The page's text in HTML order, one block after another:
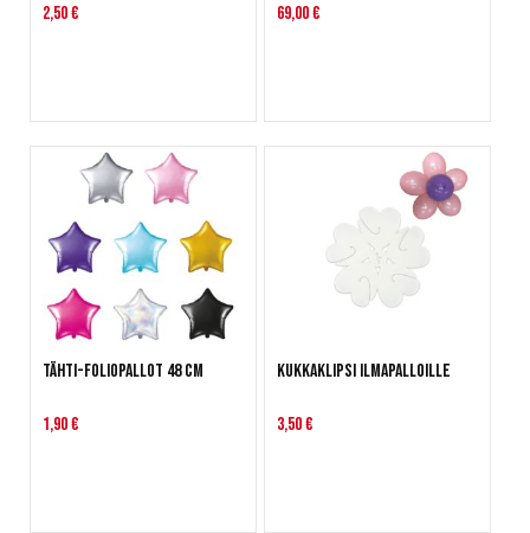
2,50 € 69,00 €
Tähti-foliopallot 48 cm
1,90 €
Kukkaklipsi ilmapalloille
3,50 €